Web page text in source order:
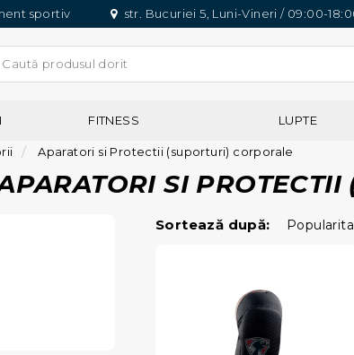
sportiv str. Bucuriei 5, Luni-Vineri / 09:00-
FITNESS LUPTE
Aparatori si Protectii (suporturi) corporale
SI
Sortează după: